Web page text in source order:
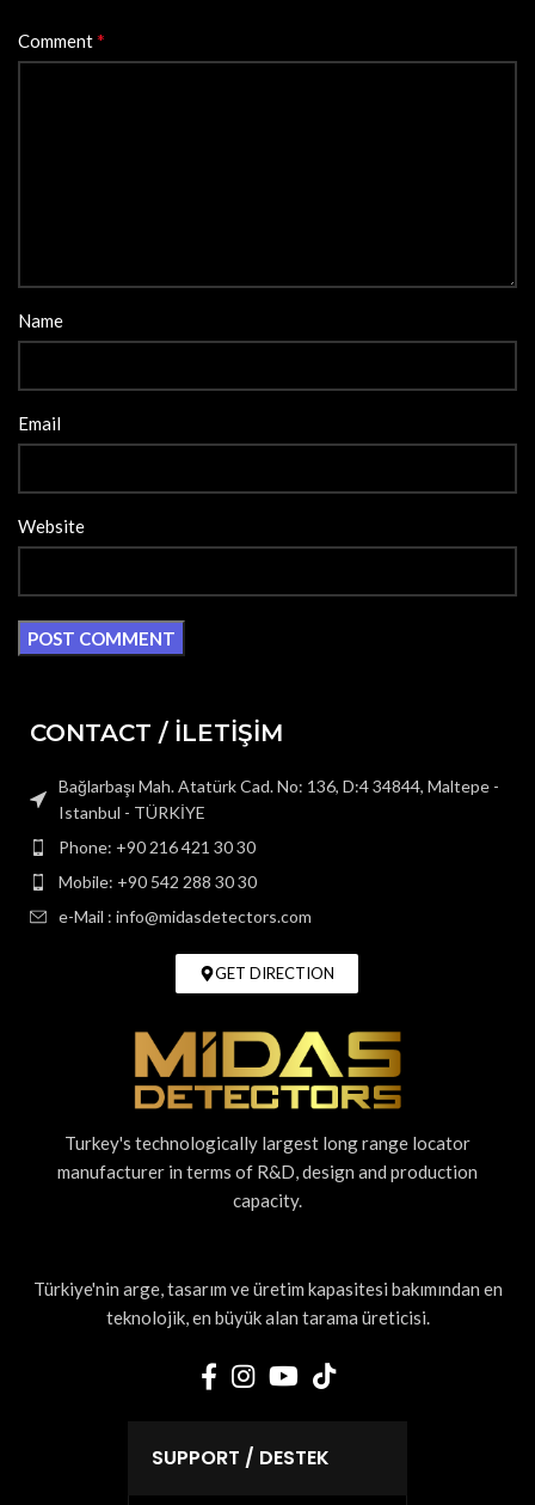
Comment*
Name
Email
Website
CONTACT / İLETİŞİM
Bağlarbaşı Mah. Atatürk Cad. No: 136, D:4 34844, Maltepe -
Istanbul - TÜRKİYE
Phone: +90 216 421 30 30
Mobile: +90 542 288 30 30
e-Mail : info@midasdetectors.com
GET DIRECTION
Turkey's technologically largest long range locator
manufacturer in terms of R&D, design and production
capacity.
Türkiye'nin arge, tasarım ve üretim kapasitesi bakımından en
teknolojik, en büyük alan tarama üreticisi.
SUPPORT / DESTEK